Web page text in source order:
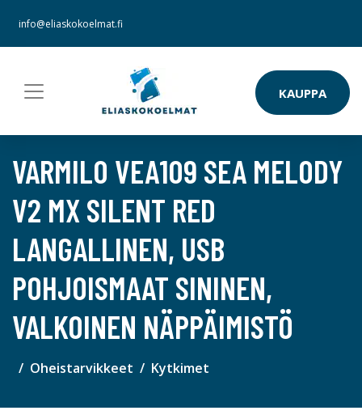
info@eliaskokoelmat.fi
KAUPPA
VARMILO VEA109 SEA MELODY
V2 MX SILENT RED
LANGALLINEN, USB
POHJOISMAAT SININEN,
VALKOINEN NÄPPÄIMISTÖ
Oheistarvikkeet Kytkimet